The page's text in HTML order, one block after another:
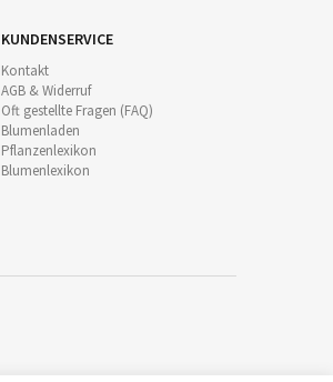
KUNDENSERVICE
Kontakt
AGB & Widerruf
Oft gestellte Fragen (FAQ)
Blumenladen
Pflanzenlexikon
Blumenlexikon